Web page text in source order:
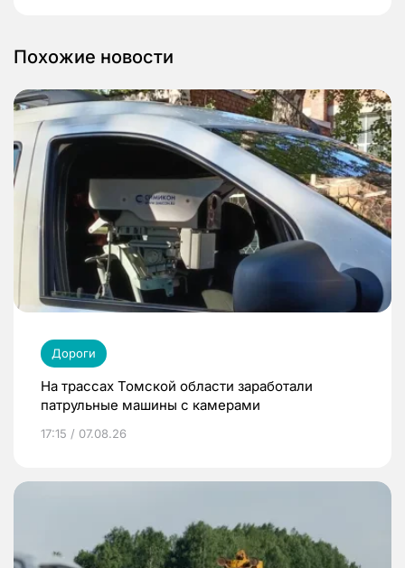
Похожие новости
Дороги
На трассах Томской области заработали
патрульные машины с камерами
17:15 / 07.08.26